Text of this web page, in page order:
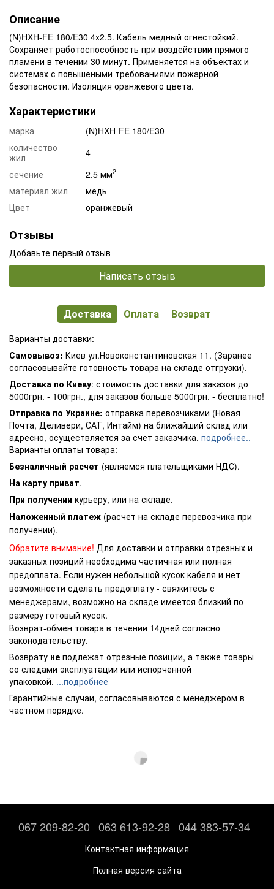
Описание
(N)HXH-FE 180/E30 4х2.5. Кабель медный огнестойкий.
Сохраняет работоспособность при воздействии прямого
пламени в течении 30 минут. Применяется на объектах и
системах с повышеными требованиями пожарной
безопасности. Изоляция оранжевого цвета.
Характеристики
марка
(N)HXH-FE 180/E30
количество
жил
4
сечение
2.5 мм2
материал жил
медь
Цвет
оранжевый
Отзывы
Добавьте первый отзыв
Написать отзыв
Доставка Оплата Возврат
Варианты доставки:
Самовывоз: Киев ул.Новоконстантиновская 11. (Заранее
согласовывайте готовность товара на складе отгрузки).
Доставка по Киеву: стоимость доставки для заказов до
5000грн. - 100грн., для заказов больше 5000грн. - бесплатно!
Отправка по Украине: отправка перевозчиками (Новая
Почта, Деливери, САТ, Интайм) на ближайший склад или
адресно, осуществляется за счет заказчика. подробнее..
Варианты оплаты товара:
Безналичный расчет (являемся плательщиками НДС).
На карту приват.
При получении курьеру, или на складе.
Наложенный платеж (расчет на складе перевозчика при
получении).
Обратите внимание! Для доставки и отправки отрезных и
заказных позиций необходима частичная или полная
предоплата. Если нужен небольшой кусок кабеля и нет
возможности сделать предоплату - свяжитесь с
менеджерами, возможно на складе имеется близкий по
размеру готовый кусок.
Возврат-обмен товара в течении 14дней согласно
законодательству.
Возврату не подлежат отрезные позиции, а также товары
со следами эксплуатации или испорченной
упаковкой. ...подробнее
Гарантийные случаи, согласовываются с менеджером в
частном порядке.
067 209-82-20 063 613-92-28 044 383-57-34
Контактная информация
Полная версия сайта